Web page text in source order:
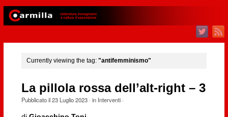
Currently viewing the tag: "antifemminismo"
La pillola rossa dell’alt-right – 3
Pubblicato il23 Luglio 2023· in Interventi·